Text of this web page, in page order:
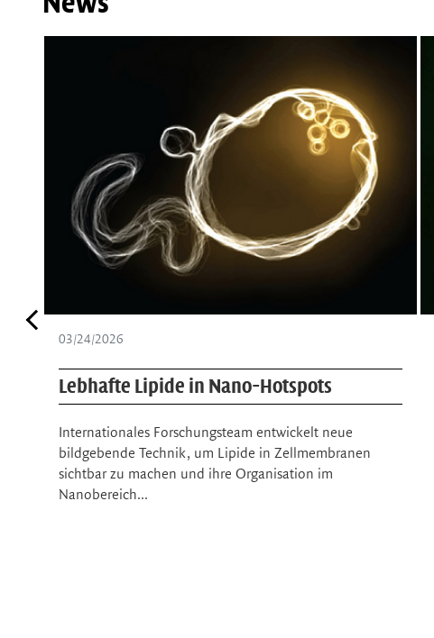
03/24/2026
Lebhafte Lipide in Nano-Hotspots
Internationales Forschungsteam entwickelt neue
bildgebende Technik, um Lipide in Zellmembranen
sichtbar zu machen und ihre Organisation im
Nanobereich…